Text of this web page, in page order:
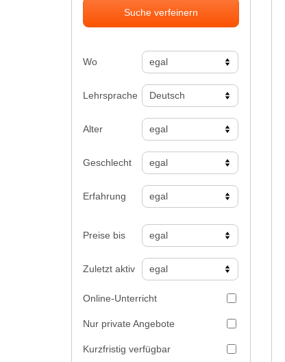
Suche verfeinern
Wo
Lehrsprache
Alter
Geschlecht
Erfahrung
Preise bis
Zuletzt aktiv
Online-Unterricht
Nur private Angebote
Kurzfristig verfügbar